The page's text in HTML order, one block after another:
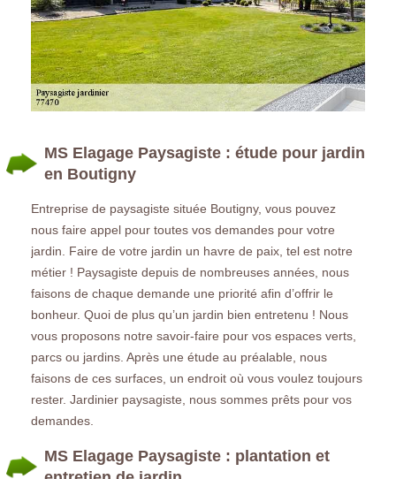
MS Elagage Paysagiste : étude pour jardin
en Boutigny
Entreprise de paysagiste située Boutigny, vous pouvez
nous faire appel pour toutes vos demandes pour votre
jardin. Faire de votre jardin un havre de paix, tel est notre
métier ! Paysagiste depuis de nombreuses années, nous
faisons de chaque demande une priorité afin d’offrir le
bonheur. Quoi de plus qu’un jardin bien entretenu ! Nous
vous proposons notre savoir-faire pour vos espaces verts,
parcs ou jardins. Après une étude au préalable, nous
faisons de ces surfaces, un endroit où vous voulez toujours
rester. Jardinier paysagiste, nous sommes prêts pour vos
demandes.
MS Elagage Paysagiste : plantation et